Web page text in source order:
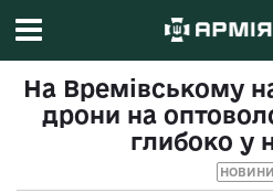
На Времівському
дрони на
глибоко у
НОВИНИ